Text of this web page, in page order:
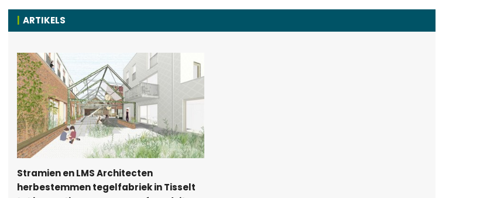
ARTIKELS
Stramien en LMS Architecten
herbestemmen tegelfabriek in Tisselt